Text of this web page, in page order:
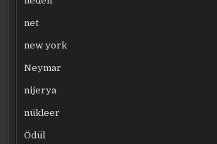
net
new york
Neymar
nijerya
nükleer
Ödül